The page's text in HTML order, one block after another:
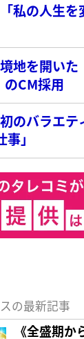
私の人生
地を開いた
のCM採用
のバラエテ
」
の最新記事
《全盛期